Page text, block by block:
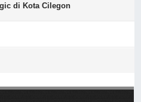
di Kota Cilegon